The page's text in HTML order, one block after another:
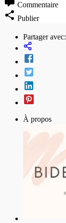
Commentaire
Publier
Partager avec:
À propos